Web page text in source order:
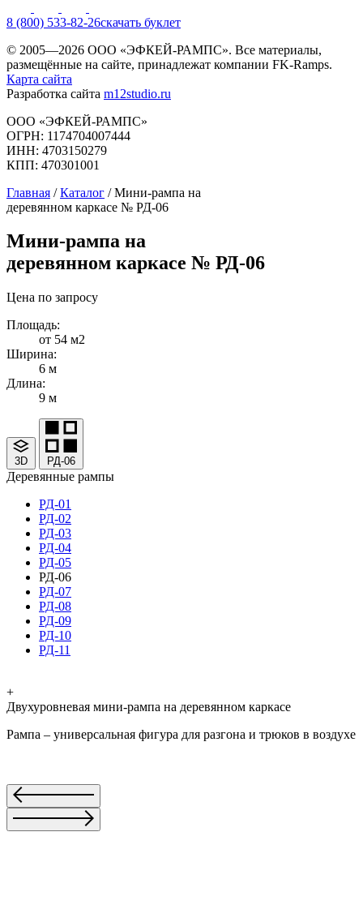
8 (800) 533-82-26cкачать буклет
© 2005—2026 ООО «ЭФКЕЙ-РАМПС». Все материалы,
размещённые на сайте, принадлежат компании FK-Ramps.
Карта сайта
Разработка сайта m12studio.ru
ООО «ЭФКЕЙ-РАМПС»
ОГРН: 1174704007444
ИНН: 4703150279
КПП: 470301001
Главная /Каталог /Мини-рампа на
деревянном каркасе № РД-06
Мини-рампа на
деревянном каркасе № РД-06
Цена по запросу
Площадь:
от 54 м2
Ширина:
6 м
Длина:
9 м
3D РД-06
Деревянные рампы
РД-01
РД-02
РД-03
РД-04
РД-05
РД-06
РД-07
РД-08
РД-09
РД-10
РД-11
+
Двухуровневая мини-рампа на деревянном каркасе
Рампа – универсальная фигура для разгона и трюков в воздухе